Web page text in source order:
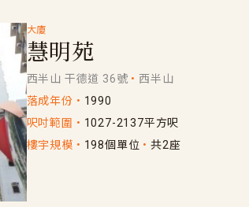
大廈
慧明苑
西半山 干德道 36號
西半山
落成年份
1990
呎吋範圍
1027-2137平方呎
樓宇規模
198個單位 共2座